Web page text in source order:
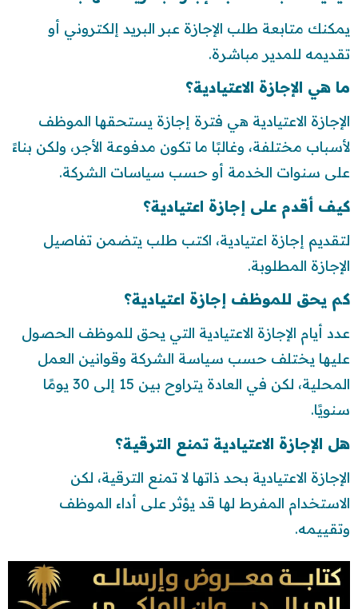
يمكنك متابعة طلب الإجازة عبر البريد إلكتروني أو
تقديمه للمدير مباشرة.
ما هي الإجازة الاعتيادية؟
الإجازة الاعتيادية هي فترة إجازة يستحقها الموظف
لأسباب مختلفة، وغالبًا ما تكون مدفوعة الأجر، ولكن بناءً
على سنوات الخدمة أو حسب سياسات الشركة.
كيف أقدم على إجازة اعتيادية؟
لتقديم إجازة اعتيادية، اكتب طلب يتضمن تفاصيل
الإجازة المطلوبة.
كم يحق للموظف إجازة اعتيادية؟
عدد أيام الإجازة الاعتيادية التي يحق للموظف الحصول
عليها يختلف حسب سياسة الشركة وقوانين العمل
المحلية، لكن في العادة يتراوح بين 15 إلى 30 يومًا
سنويًا.
هل الإجازة الاعتيادية تمنع الترقية؟
الإجازة الاعتيادية بحد ذاتها لا تمنع الترقية، لكن
الاستخدام المفرط لها قد يؤثر على أداء الموظف
وتقييمه.